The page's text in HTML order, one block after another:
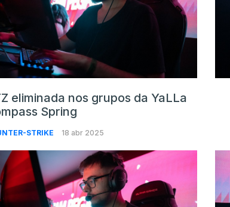
eliminada nos grupos da YaLLa
Spring
STRIKE 18 abr 2025